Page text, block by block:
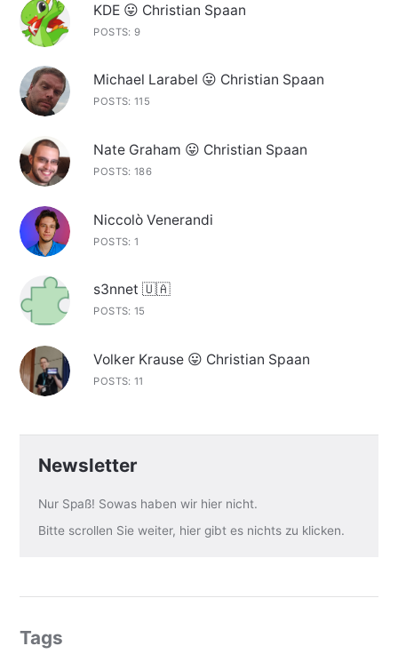
KDE 😛 Christian Spaan
POSTS: 9
Michael Larabel 😛 Christian Spaan
POSTS: 115
Nate Graham 😛 Christian Spaan
POSTS: 186
Niccolò Venerandi
POSTS: 1
s3nnet 🇺🇦
POSTS: 15
Volker Krause 😛 Christian Spaan
POSTS: 11
Newsletter
Nur Spaß! Sowas haben wir hier nicht.
Bitte scrollen Sie weiter, hier gibt es nichts zu klicken.
Tags